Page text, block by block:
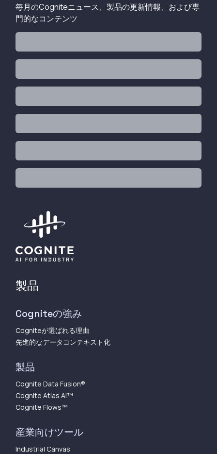
毎月のCogniteニュース、製品の更新情報、および専
門的なコンテンツ
製品
Cogniteの強み
Cogniteが選ばれる理由
先進的なデータコンテキスト化
製品
Cognite Data Fusion®
Cognite Atlas AI™︎
Cognite Flows™︎
産業向けツール
Industrial Canvas